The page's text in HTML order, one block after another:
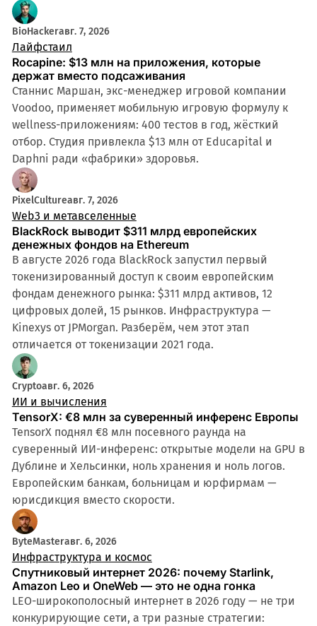
BioHackerавг. 7, 2026
Лайфстаил
Rocapine: $13 млн на приложения, которые
держат вместо подсаживания
Станнис Маршан, экс-менеджер игровой компании
Voodoo, применяет мобильную игровую формулу к
wellness-приложениям: 400 тестов в год, жёсткий
отбор. Студия привлекла $13 млн от Educapital и
Daphni ради «фабрики» здоровья.
PixelCultureавг. 7, 2026
Web3 и метавселенные
BlackRock выводит $311 млрд европейских
денежных фондов на Ethereum
В августе 2026 года BlackRock запустил первый
токенизированный доступ к своим европейским
фондам денежного рынка: $311 млрд активов, 12
цифровых долей, 15 рынков. Инфраструктура —
Kinexys от JPMorgan. Разберём, чем этот этап
отличается от токенизации 2021 года.
Cryptoавг. 6, 2026
ИИ и вычисления
TensorX: €8 млн за суверенный инференс Европы
TensorX поднял €8 млн посевного раунда на
суверенный ИИ-инференс: открытые модели на GPU в
Дублине и Хельсинки, ноль хранения и ноль логов.
Европейским банкам, больницам и юрфирмам —
юрисдикция вместо скорости.
ByteMasterавг. 6, 2026
Инфраструктура и космос
Спутниковый интернет 2026: почему Starlink,
Amazon Leo и OneWeb — это не одна гонка
LEO-широкополосный интернет в 2026 году — не три
конкурирующие сети, а три разные стратегии: